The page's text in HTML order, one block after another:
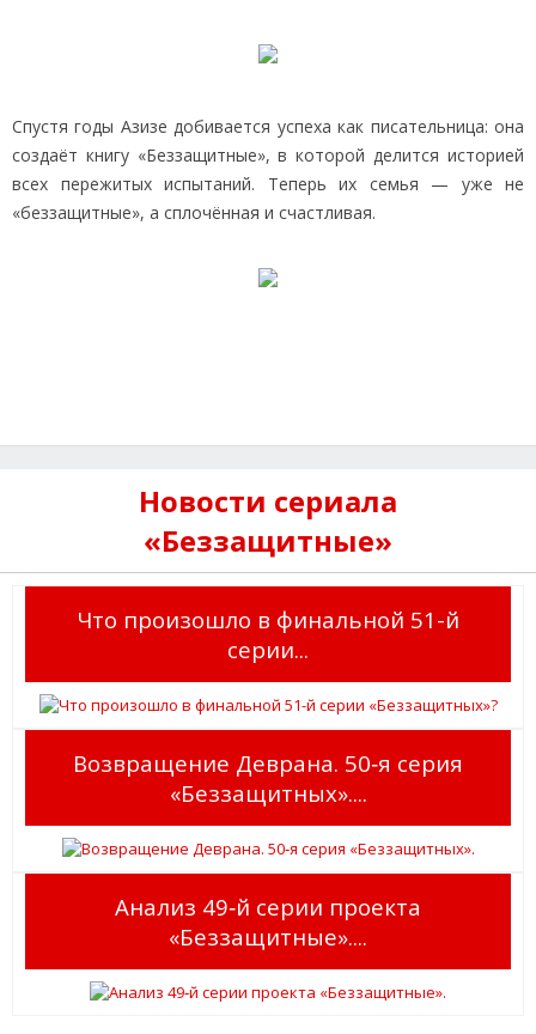
Спустя годы Азизе добивается успеха как писательница: она
создаёт книгу «Беззащитные», в которой делится историей
всех пережитых испытаний. Теперь их семья — уже не
«беззащитные», а сплочённая и счастливая.
Новости сериала
«Беззащитные»
Что произошло в финальной 51-й
серии...
Возвращение Деврана. 50‑я серия
«Беззащитных»....
Анализ 49‑й серии проекта
«Беззащитные»....